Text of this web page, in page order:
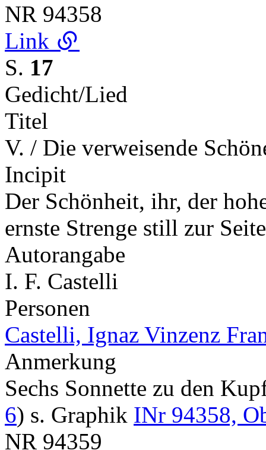
NR 94358
Link
S. 17
Gedicht/Lied
Titel
V. / Die verweisende
Incipit
Der Schönheit, ihr, der
ernste Strenge still zur
Autorangabe
I. F. Castelli
Personen
Castelli, Ignaz Vinzenz
Anmerkung
Sechs Sonnette zu den
6) s. Graphik INr 94358,
NR 94359